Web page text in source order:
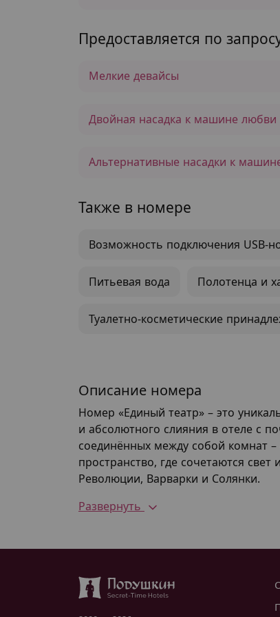
Предоставляется по
Мелкие девайсы
Двойная насадка к машине любви
Альтернативные насадки к
Также в номере
Возможность подключения USB-
Питьевая вода Полотенца и
Туалетно-косметические
Описание номера
Номер «Единый театр» – это
и абсолютного слияния в отеле с
соединённых между собой комнат
пространство, где сочетаются
Революции, Варварки и Солянки.
Развернуть